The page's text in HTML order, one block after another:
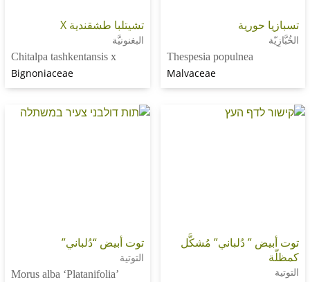
Thespesia populnea
تشيتلبا طشقندية X
Chitalpa tashkentansis x
Bignoniaceae
” دُلباني” مُشكَّل توت أبيض “دُلباني”
Morus alba ‘Platanifolia’